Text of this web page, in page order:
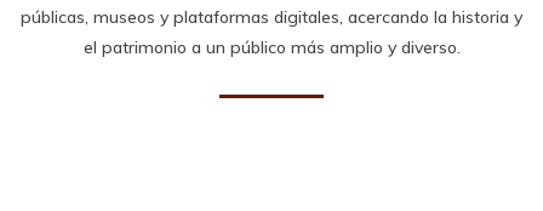
públicas, museos y plataformas digitales, acercando la historia y
el patrimonio a un público más amplio y diverso.